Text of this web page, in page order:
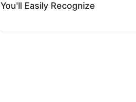
You'll Easily Recognize